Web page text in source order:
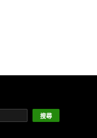
搜尋